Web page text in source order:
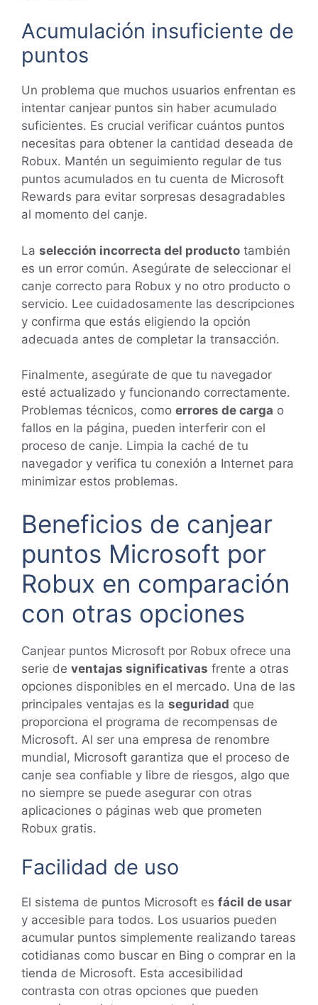
Acumulación insuficiente de
puntos
Un problema que muchos usuarios enfrentan es
intentar canjear puntos sin haber acumulado
suficientes. Es crucial verificar cuántos puntos
necesitas para obtener la cantidad deseada de
Robux. Mantén un seguimiento regular de tus
puntos acumulados en tu cuenta de Microsoft
Rewards para evitar sorpresas desagradables
al momento del canje.
La selección incorrecta del producto también
es un error común. Asegúrate de seleccionar el
canje correcto para Robux y no otro producto o
servicio. Lee cuidadosamente las descripciones
y confirma que estás eligiendo la opción
adecuada antes de completar la transacción.
Finalmente, asegúrate de que tu navegador
esté actualizado y funcionando correctamente.
Problemas técnicos, como errores de carga o
fallos en la página, pueden interferir con el
proceso de canje. Limpia la caché de tu
navegador y verifica tu conexión a Internet para
minimizar estos problemas.
Beneficios de canjear
puntos Microsoft por
Robux en comparación
con otras opciones
Canjear puntos Microsoft por Robux ofrece una
serie de ventajas significativas frente a otras
opciones disponibles en el mercado. Una de las
principales ventajas es la seguridad que
proporciona el programa de recompensas de
Microsoft. Al ser una empresa de renombre
mundial, Microsoft garantiza que el proceso de
canje sea confiable y libre de riesgos, algo que
no siempre se puede asegurar con otras
aplicaciones o páginas web que prometen
Robux gratis.
Facilidad de uso
El sistema de puntos Microsoft es fácil de usar
y accesible para todos. Los usuarios pueden
acumular puntos simplemente realizando tareas
cotidianas como buscar en Bing o comprar en la
tienda de Microsoft. Esta accesibilidad
contrasta con otras opciones que pueden